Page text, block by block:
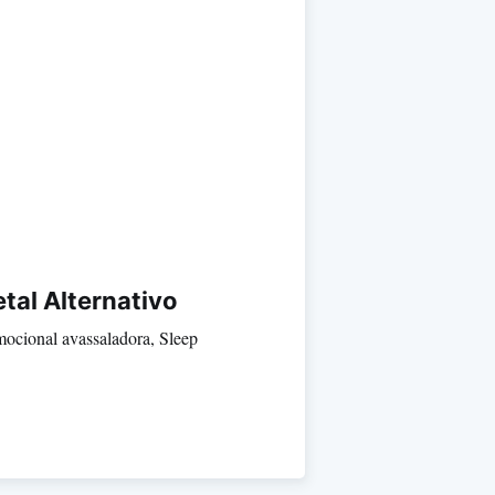
Alternativo
avassaladora, Sleep